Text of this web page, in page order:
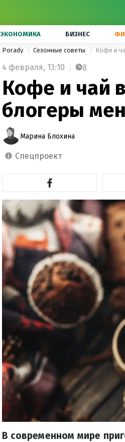
ЭКОНОМИКА БИЗНЕС
Porady Сезонные советы Кофе и
4 февраля, 13:10 8
Кофе и чай
блогеры
Марина Блохина
спецпроект
В современном мире